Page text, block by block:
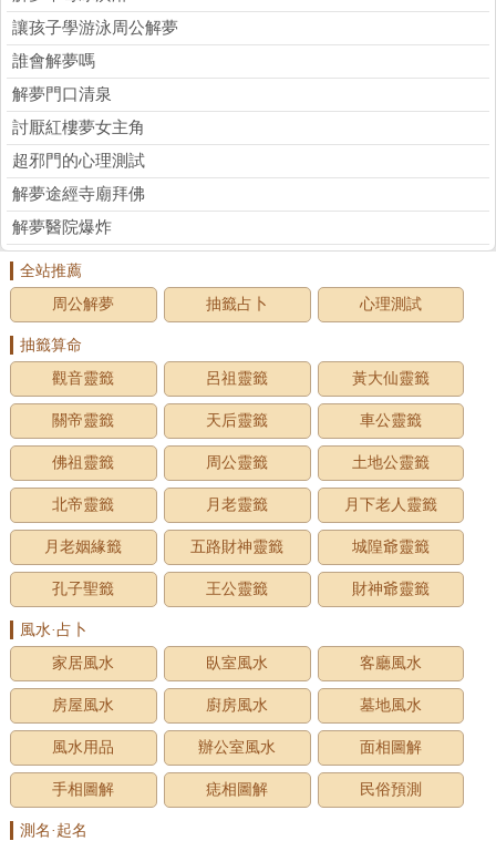
讓孩子學游泳周公解夢
誰會解夢嗎
解夢門口清泉
討厭紅樓夢女主角
超邪門的心理測試
解夢途經寺廟拜佛
解夢醫院爆炸
全站推薦
周公解夢
抽籤占卜 心理測試
抽籤算命
觀音靈籤
呂祖靈籤 黃大仙靈籤
關帝靈籤 天后靈籤 車公靈籤
佛祖靈籤 周公靈籤 土地公靈籤
北帝靈籤 月老靈籤 月下老人靈籤
月老姻緣籤 五路財神靈籤 城隍爺靈籤
孔子聖籤 王公靈籤 財神爺靈籤
風水·占卜
家居風水
臥室風水 客廳風水
房屋風水 廚房風水 墓地風水
風水用品 辦公室風水 面相圖解
手相圖解 痣相圖解 民俗預測
測名·起名